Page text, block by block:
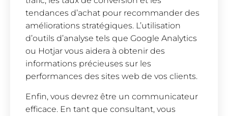
tendances d’achat pour recommander des
améliorations stratégiques. L’utilisation
d’outils d’analyse tels que Google Analytics
ou Hotjar vous aidera à obtenir des
informations précieuses sur les
performances des sites web de vos clients.
Enfin, vous devrez être un communicateur
efficace. En tant que consultant, vous